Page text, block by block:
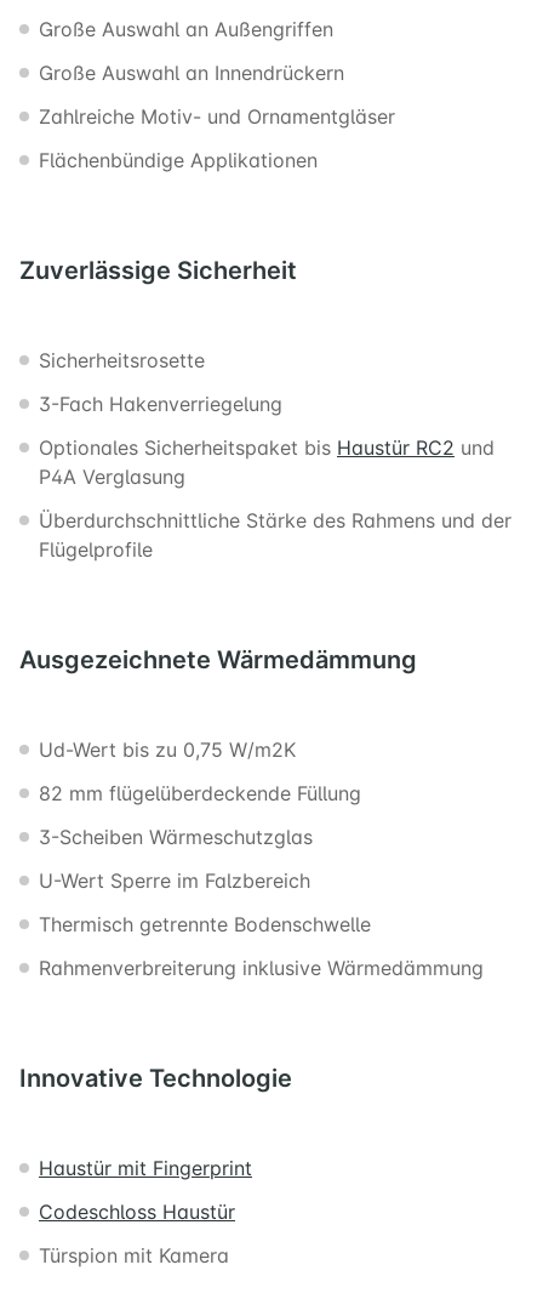
Große Auswahl an Außengriffen
Große Auswahl an Innendrückern
Zahlreiche Motiv- und Ornamentgläser
Flächenbündige Applikationen
Zuverlässige Sicherheit
Sicherheitsrosette
3-Fach Hakenverriegelung
Optionales Sicherheitspaket bis Haustür RC2 und
P4A Verglasung
Überdurchschnittliche Stärke des Rahmens und der
Flügelprofile
Ausgezeichnete Wärmedämmung
Ud-Wert bis zu 0,75 W/m2K
82 mm flügelüberdeckende Füllung
3-Scheiben Wärmeschutzglas
U-Wert Sperre im Falzbereich
Thermisch getrennte Bodenschwelle
Rahmenverbreiterung inklusive Wärmedämmung
Innovative Technologie
Haustür mit Fingerprint
Codeschloss Haustür
Türspion mit Kamera